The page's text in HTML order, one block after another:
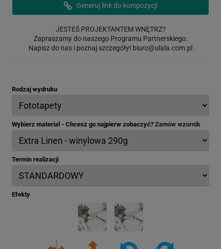
Generuj link do kompozycji
JESTEŚ PROJEKTANTEM WNĘTRZ?
Zapraszamy do naszego Programu Partnerskiego.
Napisz do nas i poznaj szczegóły! biuro@ulala.com.pl
Rodzaj wydruku
Wybierz materiał - Chcesz go najpierw zobaczyć? Zamów wzornik
Termin realizacji
Efekty